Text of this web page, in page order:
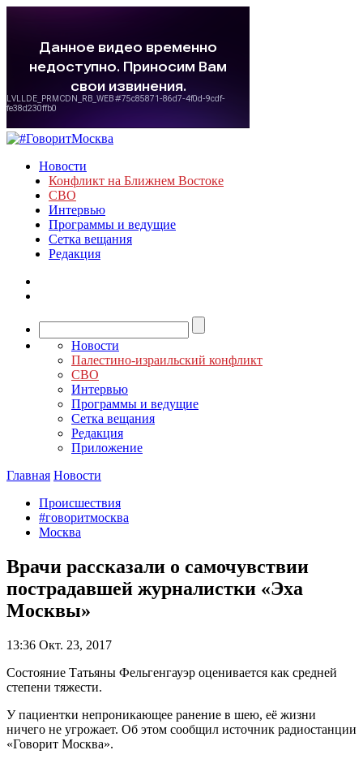
Новости
Конфликт на Ближнем Востоке
СВО
Интервью
Программы и ведущие
Сетка вещания
Редакция
Новости
Палестино-израильский конфликт
СВО
Интервью
Программы и ведущие
Сетка вещания
Редакция
Приложение
Главная Новости
Происшествия
#говоритмосква
Москва
Врачи рассказали о самочувствии
пострадавшей журналистки «Эха
Москвы»
13:36 Окт. 23, 2017
Состояние Татьяны Фельгенгауэр оценивается как средней
степени тяжести.
У пациентки непроникающее ранение в шею, её жизни
ничего не угрожает. Об этом сообщил источник радиостанции
«Говорит Москва».